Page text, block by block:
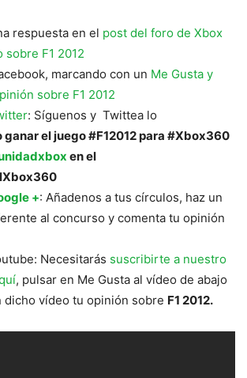
respuesta en el post del foro de Xbox
F1 2012
marcando con un Me Gusta y
sobre F1 2012
: Síguenos y Twittea lo
ganar el juego #F12012 para #Xbox360
en el
+: Añadenos a tus círculos, haz un
al concurso y comenta tu opinión
Necesitarás suscribirte a nuestro
, pulsar en Me Gusta al vídeo de abajo
dicho vídeo tu opinión sobre F1 2012.